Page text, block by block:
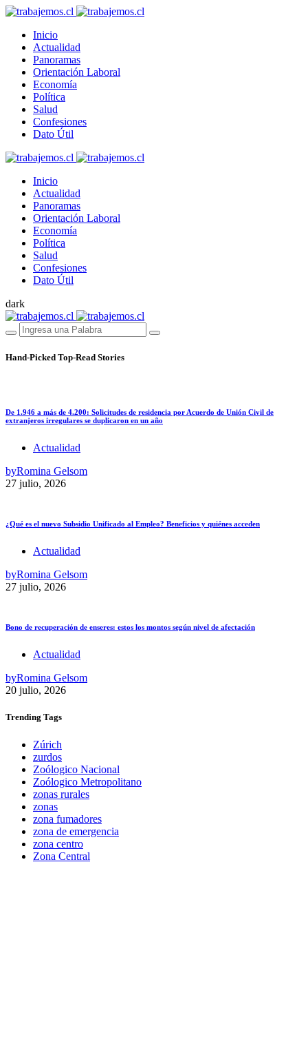
Inicio
Actualidad
Panoramas
Orientación Laboral
Economía
Política
Salud
Confesiones
Dato Útil
Inicio
Actualidad
Panoramas
Orientación Laboral
Economía
Política
Salud
Confesiones
Dato Útil
dark
Hand-Picked Top-Read Stories
De 1.946 a más de 4.200: Solicitudes de residencia por Acuerdo de Unión Civil de
extranjeros irregulares se duplicaron en un año
Actualidad
byRomina Gelsom
27 julio, 2026
¿Qué es el nuevo Subsidio Unificado al Empleo? Beneficios y quiénes acceden
Actualidad
byRomina Gelsom
27 julio, 2026
Bono de recuperación de enseres: estos los montos según nivel de afectación
Actualidad
byRomina Gelsom
20 julio, 2026
Trending Tags
Zúrich
zurdos
Zoólogico Nacional
Zoólogico Metropolitano
zonas rurales
zonas
zona fumadores
zona de emergencia
zona centro
Zona Central